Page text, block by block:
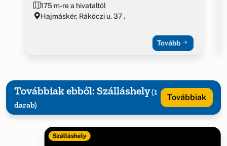
175 m-re a hivataltól
Hajmáskér, Rákóczi u. 37 .
Tovább
Továbbiak ebből: Szálláshely(1
darab)
Továbbiak
Szálláshely